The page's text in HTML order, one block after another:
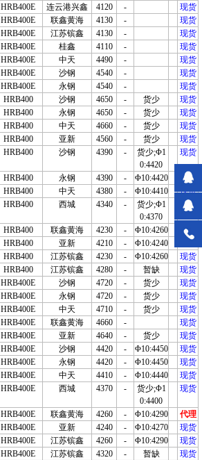
HRB400E 连云港兴鑫 4120 -
现货
HRB400E 联鑫黄海 4130 -
现货
HRB400E 江苏镔鑫 4130 -
现货
HRB400E 桂鑫 4110 -
现货
HRB400E 中天 4490 -
现货
HRB400E 沙钢 4540 -
现货
HRB400E 永钢 4540 -
现货
HRB400 沙钢 4650 - 货少
现货
HRB400 永钢 4650 - 货少
现货
HRB400 中天 4660 - 货少
现货
HRB400 亚新 4560 - 货少
现货
HRB400 沙钢 4390 -
货少;Φ1
0:4420
现货
HRB400 永钢 4390 - Φ10:4420
现货
HRB400 中天 4380 - Φ10:4410
现货
HRB400 西城 4340 -
货少;Φ1
0:4370
现货
HRB400 联鑫黄海 4230 - Φ10:4260
代理
HRB400 亚新 4210 - Φ10:4240
HRB400 江苏镔鑫 4230 - Φ10:4260
现货
HRB400 江苏镔鑫 4280 - 暂缺
现货
HRB400E 沙钢 4720 - 货少
现货
HRB400E 永钢 4720 - 货少
现货
HRB400E 中天 4710 - 货少
现货
HRB400E 联鑫黄海 4660 -
现货
HRB400E 亚新 4640 - 货少
现货
HRB400E 沙钢 4420 - Φ10:4450
现货
HRB400E 永钢 4420 - Φ10:4450
现货
HRB400E 中天 4410 - Φ10:4440
现货
HRB400E 西城 4370 -
货少;Φ1
0:4400
现货
HRB400E 联鑫黄海 4260 - Φ10:4290
代理
HRB400E 亚新 4240 - Φ10:4270
现货
HRB400E 江苏镔鑫 4260 - Φ10:4290
现货
HRB400E 江苏镔鑫 4320 - 暂缺 现货